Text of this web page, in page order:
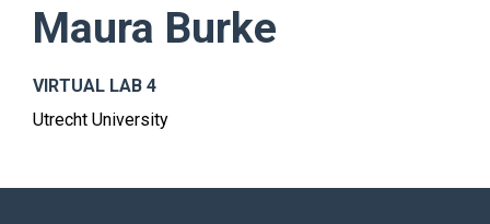
Maura Burke
VIRTUAL LAB 4
Utrecht University